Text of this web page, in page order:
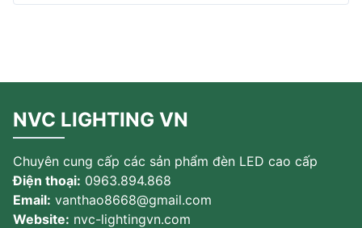
NVC LIGHTING VN
Chuyên cung cấp các sản phẩm đèn LED cao cấp
Điện thoại: 0963.894.868
Email: vanthao8668@gmail.com
Website: nvc-lightingvn.com